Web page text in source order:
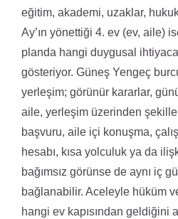
eğitim, akademi, uzaklar, hukuk
Ay’ın yönettiği 4. ev (ev, aile)
planda hangi duygusal ihtiyaca
gösteriyor. Güneş Yengeç
yerleşim; görünür kararlar,
aile, yerleşim üzerinden
başvuru, aile içi konuşma,
hesabı, kısa yolculuk ya da
bağımsız görünse de aynı iç
bağlanabilir. Aceleyle hüküm
hangi ev kapısından geldiğini